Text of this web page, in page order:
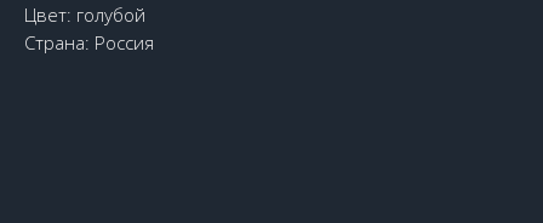
Цвет: голубой
Страна: Россия